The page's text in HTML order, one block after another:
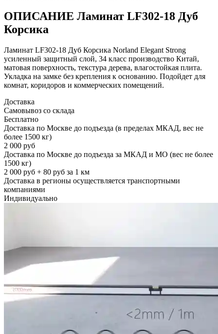
ОПИСАНИЕ Ламинат LF302-18 Дуб
Корсика
Ламинат LF302-18 Дуб Корсика Norland Elegant Strong
усиленный защитный слой, 34 класс производство Китай,
матовая поверхность, текстура дерева, влагостойкая плита.
Укладка на замке без крепления к основанию. Подойдет для
комнат, коридоров и коммерческих помещений.
Доставка
Самовывоз со склада
Бесплатно
Доставка по Москве до подъезда (в пределах МКАД, вес не
более 1500 кг)
2 000 руб
Доставка по Москве до подъезда за МКАД и МО (вес не более
1500 кг)
2 000 руб + 80 руб за 1 км
Доставка в регионы осуществляется транспортными
компаниями
Индивидуально